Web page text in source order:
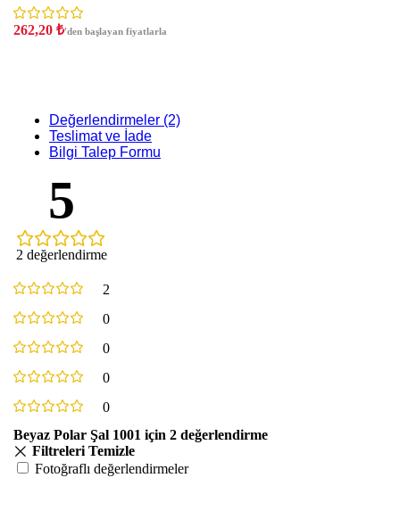
262,20 ₺'den başlayan fiyatlarla
Değerlendirmeler (2)
Teslimat ve İade
Bilgi Talep Formu
5
2 değerlendirme
2
0
0
0
0
Beyaz Polar Şal 1001 için 2 değerlendirme
Filtreleri Temizle
Fotoğraflı değerlendirmeler